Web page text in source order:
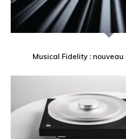
Musical Fidelity :